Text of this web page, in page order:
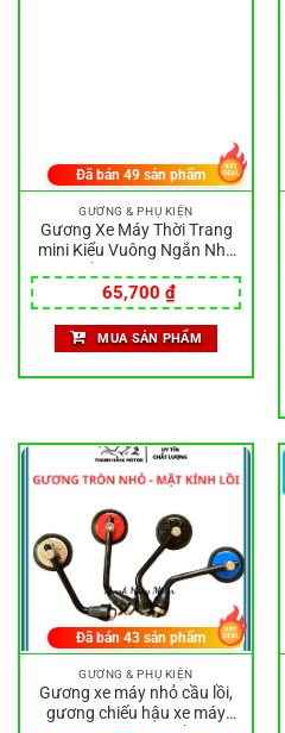
GƯƠNG & PHỤ KIỆN
Gương Xe Máy Thời Trang
mini Kiểu Vuông Ngắn Nhỏ
50 cc, Sirius, Sh Mode, Sh
125i
65,700 ₫
Đã bán 49sản phẩm
MUA SẢN PHẨM
GƯƠNG & PHỤ KIỆN
Gương xe máy nhỏ cầu lồi,
gương chiếu hậu xe máy
Đã bán 43sản phẩm